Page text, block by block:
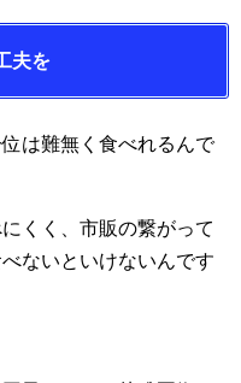
夫を
は難無く食べれるんで
くく、市販の繋がって
ないといけないんです